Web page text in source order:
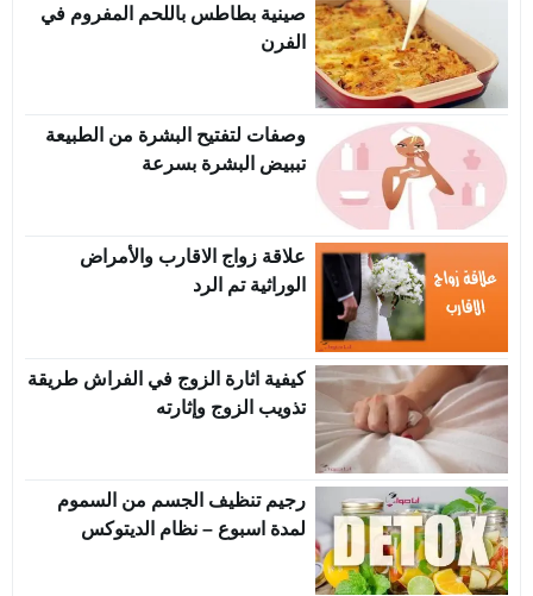
صينية بطاطس باللحم المفروم في
الفرن
وصفات لتفتيح البشرة من الطبيعة
تببيض البشرة بسرعة
علاقة زواج الاقارب والأمراض
الوراثية تم الرد
كيفية اثارة الزوج في الفراش طريقة
تذويب الزوج وإثارته
رجيم تنظيف الجسم من السموم
لمدة اسبوع – نظام الديتوكس